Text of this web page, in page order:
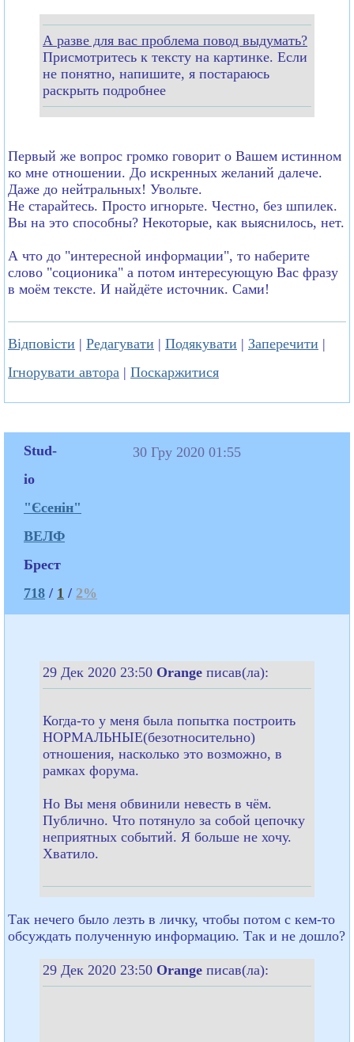
А разве для вас проблема повод выдумать?
Присмотритесь к тексту на картинке. Если
не понятно, напишите, я постараюсь
раскрыть подробнее
Первый же вопрос громко говорит о Вашем истинном
ко мне отношении. До искренных желаний далече.
Даже до нейтральных! Увольте.
Не старайтесь. Просто игнорьте. Честно, без шпилек.
Вы на это способны? Некоторые, как выяснилось, нет.
А что до "интересной информации", то наберите
слово "соционика" а потом интересующую Вас фразу
в моём тексте. И найдёте источник. Сами!
Відповісти | Редагувати | Подякувати | Заперечити |
Ігнорувати автора | Поскаржитися
Stud-
io
"Єсенін"
ВЕЛФ
Брест
718 / 1 / 2%
30 Гру 2020 01:55
29 Дек 2020 23:50 Orange писав(ла):
Когда-то у меня была попытка построить
НОРМАЛЬНЫЕ(безотносительно)
отношения, насколько это возможно, в
рамках форума.
Но Вы меня обвинили невесть в чём.
Публично. Что потянуло за собой цепочку
неприятных событий. Я больше не хочу.
Хватило.
Так нечего было лезть в личку, чтобы потом с кем-то
обсуждать полученную информацию. Так и не дошло?
29 Дек 2020 23:50 Orange писав(ла):